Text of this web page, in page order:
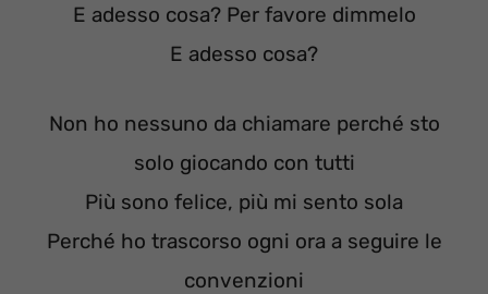
E adesso cosa? Per favore dimmelo
E adesso cosa?
Non ho nessuno da chiamare perché sto
solo giocando con tutti
Più sono felice, più mi sento sola
Perché ho trascorso ogni ora a seguire le
convenzioni